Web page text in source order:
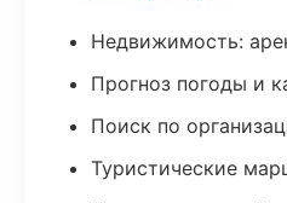
Недвижимость:
Прогноз погоды и
Поиск по
Туристические